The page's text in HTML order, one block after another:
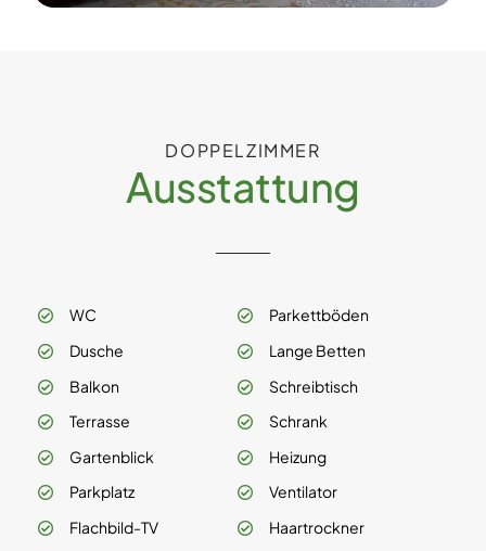
DOPPELZIMMER
Ausstattung
WC
Dusche
Balkon
Terrasse
Gartenblick
Parkplatz
Flachbild-TV
Parkettböden
Lange Betten
Schreibtisch
Schrank
Heizung
Ventilator
Haartrockner